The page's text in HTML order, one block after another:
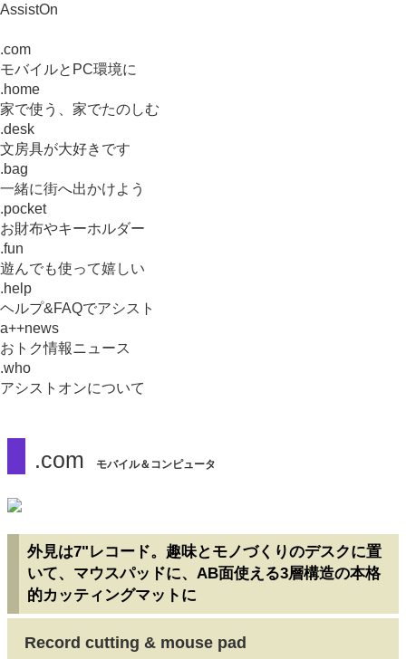
.com モバイル＆コンピュータ
外見は7"レコード。趣味とモノづくりのデスクに置
いて、マウスパッドに、AB面使える3層構造の本格
的カッティングマットに
Record cutting & mouse pad
AssistOn
.com
モバイルとPC環境に
.home
家で使う、家でたのしむ
.desk
文房具が大好きです
.bag
一緒に街へ出かけよう
.pocket
お財布やキーホルダー
.fun
遊んでも使って嬉しい
.help
ヘルプ&FAQでアシスト
a++news
おトク情報ニュース
.who
アシストオンについて